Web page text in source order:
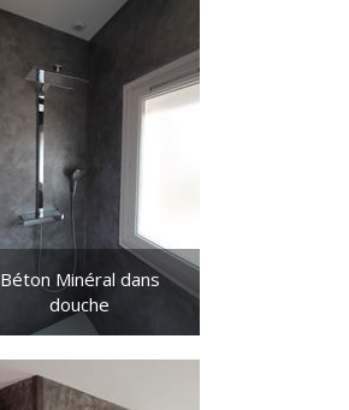
Béton Minéral dans
douche